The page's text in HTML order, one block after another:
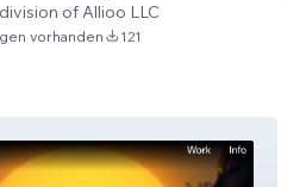
of Allioo LLC
vorhanden 121